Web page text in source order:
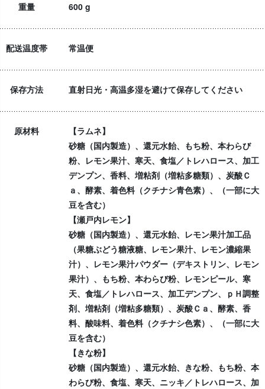
重量 600 g
配送温度帯 常温便
保存方法 直射日光・高温多湿を避けて保存してください
原材料
【ラムネ】
砂糖（国内製造）、還元水飴、もち粉、本わらび
粉、レモン果汁、寒天、食塩／トレハロース、加工
デンプン、香料、増粘剤（増粘多糖類）、炭酸Ｃ
ａ、酵素、着色料（クチナシ青色素）、（一部に大
豆を含む）
【瀬戸内レモン】
砂糖（国内製造）、還元水飴、レモン果汁加工品
（果糖ぶどう糖液糖、レモン果汁、レモン濃縮果
汁）、レモン果汁パウダー（デキストリン、レモン
果汁）、もち粉、本わらび粉、レモンピール、寒
天、食塩／トレハロース、加工デンプン、ｐＨ調整
剤、増粘剤（増粘多糖類）、炭酸Ｃａ、酵素、香
料、酸味料、着色料（クチナシ色素）、（一部に大
豆を含む）
【きな粉】
砂糖（国内製造）、還元水飴、きな粉、もち粉、本
わらび粉、食塩、寒天、ニッキ／トレハロース、加